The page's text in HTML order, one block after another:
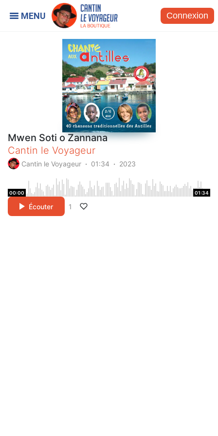
Connexion
Mwen Soti o Zannana
Cantin le Voyageur
Cantin le Voyageur 01:34 2023
00:00 01:34
Écouter 1